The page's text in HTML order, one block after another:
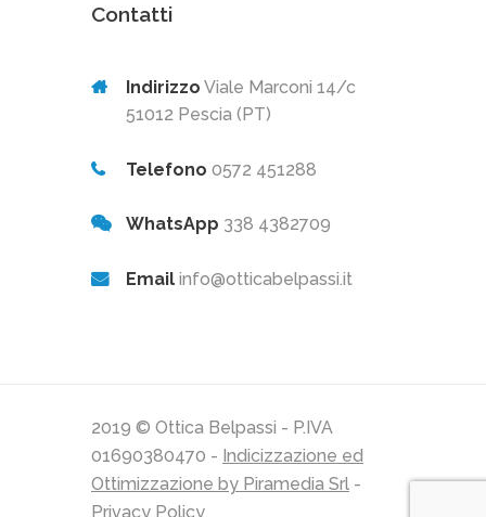
Contatti
Indirizzo Viale Marconi 14/c
51012 Pescia (PT)
Telefono 0572 451288
WhatsApp 338 4382709
Email info@otticabelpassi.it
2019 © Ottica Belpassi - P.IVA
01690380470 - Indicizzazione ed
Ottimizzazione by Piramedia Srl -
Privacy Policy